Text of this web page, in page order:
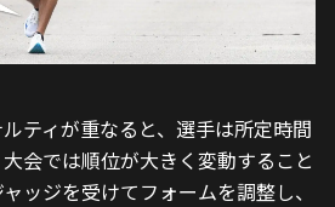
ティが重なると、選手は所定時間
会では順位が大きく変動すること
ッジを受けてフォームを調整し、